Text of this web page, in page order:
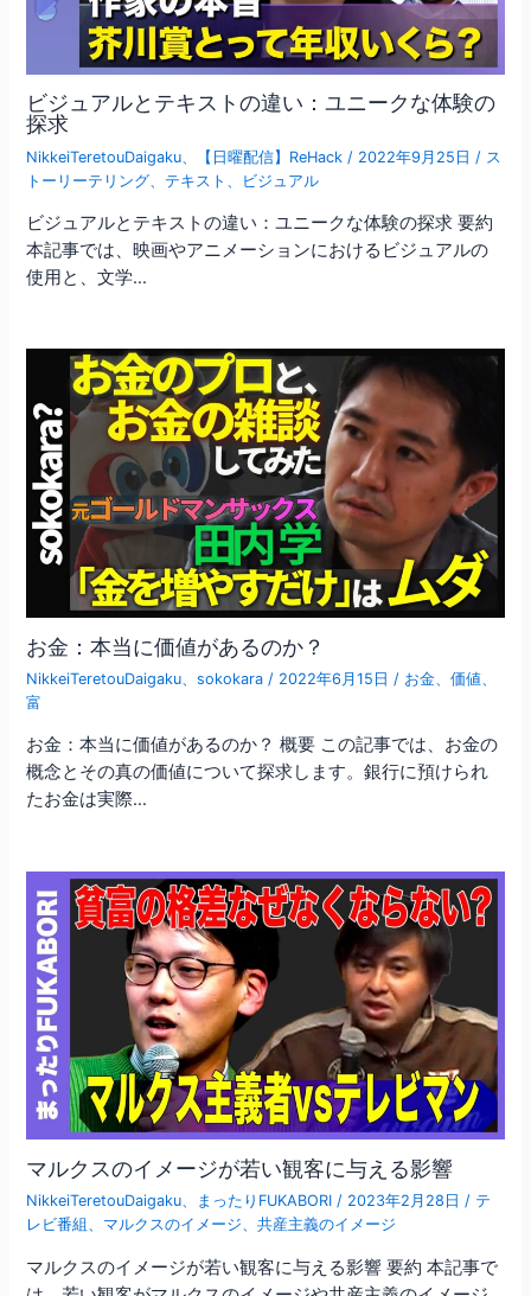
ビジュアルとテキストの違い：ユニークな体験の
探求
NikkeiTeretouDaigaku 【日曜配信】ReHack / 2022年9月25日 / ス
トーリーテリング
テキスト ビジュアル
ビジュアルとテキストの違い：ユニークな体験の探求 要約
本記事では、映画やアニメーションにおけるビジュアルの
使用と、文学…
お金：本当に価値があるのか？
NikkeiTeretouDaigaku 、sokokara / 2022年6月15日 / お金 、価値
富
お金：本当に価値があるのか？ 概要 この記事では、お金の
概念とその真の価値について探求します。銀行に預けられ
たお金は実際…
マルクスのイメージが若い観客に与える影響
NikkeiTeretouDaigaku、 まったりFUKABORI / 2023年2月28日 / テ
レビ番組 、 マルクスのイメージ、共産主義のイメージ
マルクスのイメージが若い観客に与える影響 要約 本記事で